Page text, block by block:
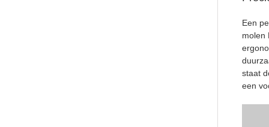
Een
molen
staat
een